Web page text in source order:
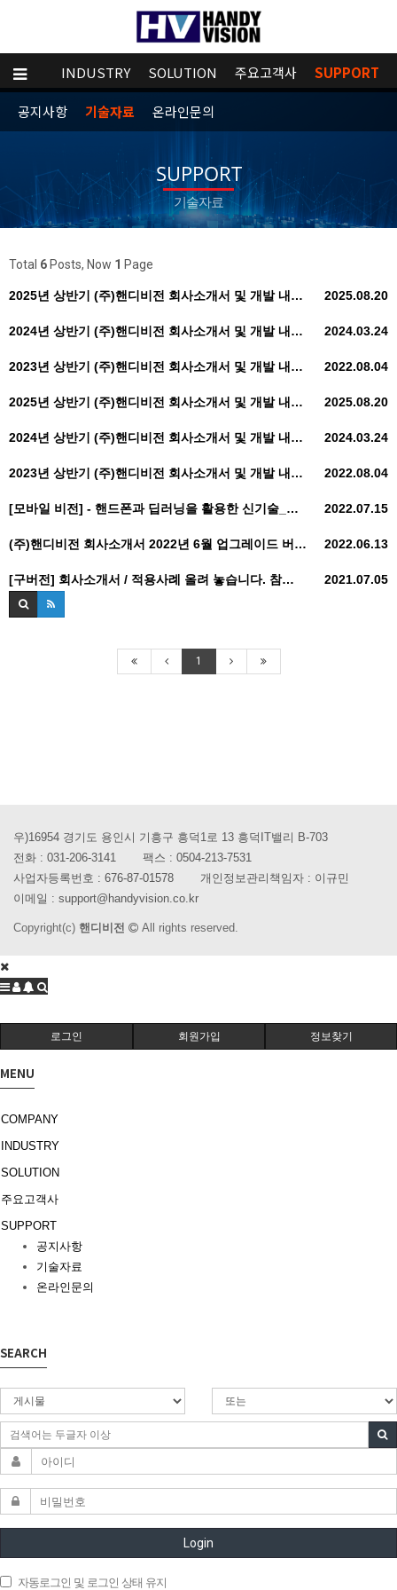
INDUSTRY SOLUTION 주요고객사 SUPPORT
공지사항 기술자료 온라인문의
SUPPORT
기술자료
Total 6 Posts, Now 1 Page
2025.08.20
2025년 상반기 (주)핸디비전 회사소개서 및 개발 내…
2024.03.24
2024년 상반기 (주)핸디비전 회사소개서 및 개발 내…
2022.08.04
2023년 상반기 (주)핸디비전 회사소개서 및 개발 내…
2025.08.20
2025년 상반기 (주)핸디비전 회사소개서 및 개발 내…
2024.03.24
2024년 상반기 (주)핸디비전 회사소개서 및 개발 내…
2022.08.04
2023년 상반기 (주)핸디비전 회사소개서 및 개발 내…
2022.07.15
[모바일 비전] - 핸드폰과 딥러닝을 활용한 신기술_…
2022.06.13
(주)핸디비전 회사소개서 2022년 6월 업그레이드 버…
2021.07.05
[구버전] 회사소개서 / 적용사례 올려 놓습니다. 참…
1
우)16954 경기도 용인시 기흥구 흥덕1로 13 흥덕IT밸리 B-703
전화 : 031-206-3141 팩스 : 0504-213-7531
사업자등록번호 : 676-87-01578
개인정보관리책임자 : 이규민
이메일 : support@handyvision.co.kr
Copyright(c) 핸디비전 All rights reserved.
로그인 회원가입 정보찾기
MENU
COMPANY
INDUSTRY
SOLUTION
주요고객사
SUPPORT
공지사항
기술자료
온라인문의
SEARCH
Login
자동로그인 및 로그인 상태 유지